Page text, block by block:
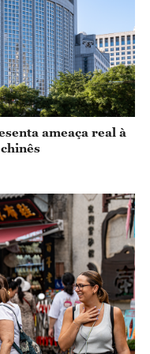
ameaça real à